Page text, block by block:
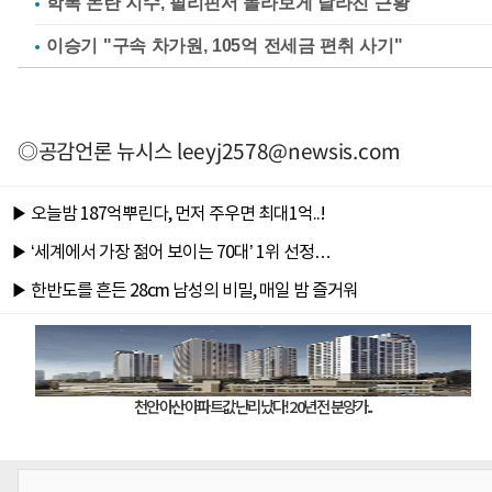
이승기 "구속 차가원, 105억 전세금 편취 사기"
◎공감언론 뉴시스leeyj2578@newsis.com